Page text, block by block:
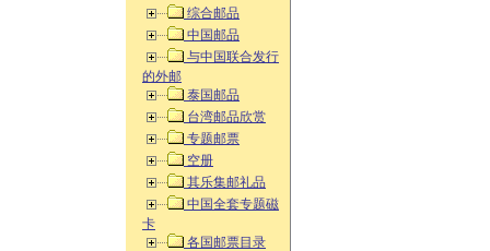
综合邮品
中国邮品
与中国联合发行
的外邮
泰国邮品
台湾邮品欣赏
专题邮票
空册
其乐集邮礼品
中国全套专题磁
卡
各国邮票目录